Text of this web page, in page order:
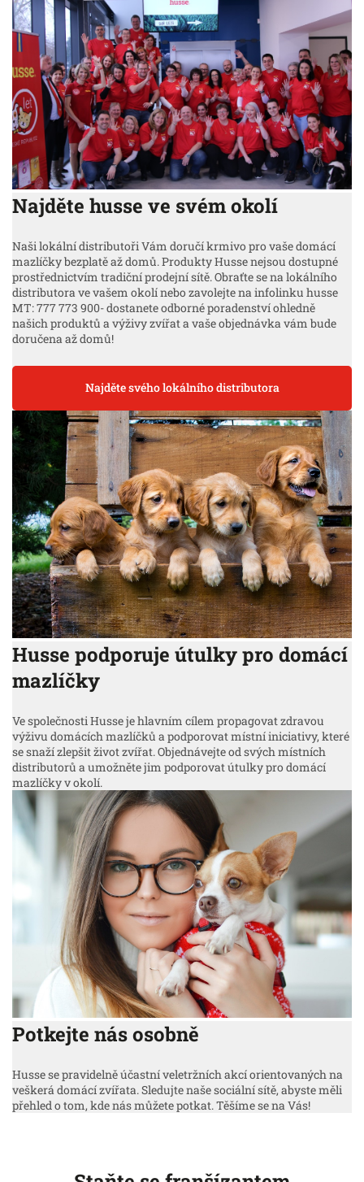
Najděte husse ve svém okolí
Naši lokální distributoři Vám doručí krmivo pro vaše domácí
mazlíčky bezplatě až domů. Produkty Husse nejsou dostupné
prostřednictvím tradiční prodejní sítě. Obraťte se na lokálního
distributora ve vašem okolí nebo zavolejte na infolinku husse
MT: 777 773 900- dostanete odborné poradenství ohledně
našich produktů a výživy zvířat a vaše objednávka vám bude
doručena až domů!
Najděte svého lokálního distributora
Husse podporuje útulky pro domácí
mazlíčky
Ve společnosti Husse je hlavním cílem propagovat zdravou
výživu domácích mazlíčků a podporovat místní iniciativy, které
se snaží zlepšit život zvířat. Objednávejte od svých místních
distributorů a umožněte jim podporovat útulky pro domácí
mazlíčky v okolí.
Potkejte nás osobně
Husse se pravidelně účastní veletržních akcí orientovaných na
veškerá domácí zvířata. Sledujte naše sociální sítě, abyste měli
přehled o tom, kde nás můžete potkat. Těšíme se na Vás!